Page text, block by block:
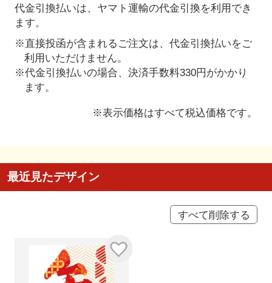
代金引換払いは、ヤマト運輸の代金引換を利用でき
ます。
※直接投函が含まれるご注文は、代金引換払いをご
利用いただけません。
※代金引換払いの場合、決済手数料330円がかかり
ます。
※表示価格はすべて税込価格です。
最近見たデザイン
すべて削除する